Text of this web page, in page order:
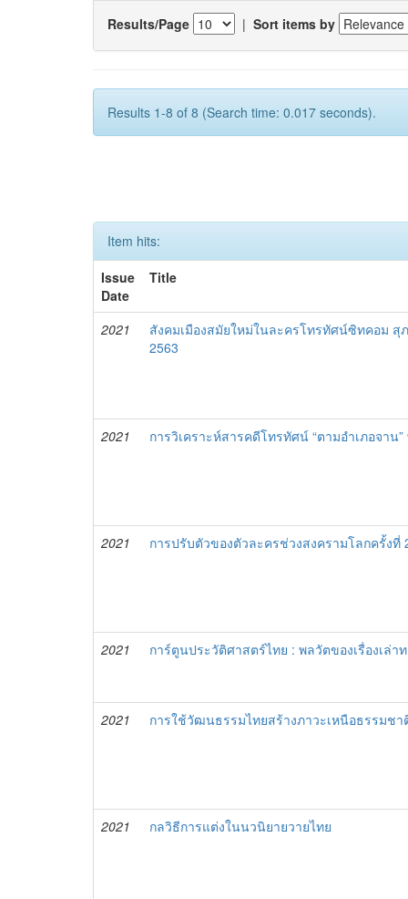
Results/Page | Sort items by
Results 1-8 of 8 (Search time: 0.017 seconds).
Item hits:
Issue
Date
Title
2021
สังคมเมืองสมัยใหม่ในละครโทรทัศน์ซิทคอม สุ
2563
2021
การวิเคราะห์สารคดีโทรทัศน์ “ตามอำเภอจาน
2021
การปรับตัวของตัวละครช่วงสงครามโลกครั้งที่
2021
การ์ตูนประวัติศาสตร์ไทย : พลวัตของเรื่องเล่า
2021
การใช้วัฒนธรรมไทยสร้างภาวะเหนือธรรมช
2021
กลวิธีการแต่งในนวนิยายวายไทย